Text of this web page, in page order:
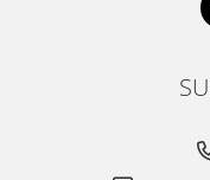
Toamna și Halloween